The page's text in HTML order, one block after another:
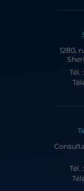
1280,
Tél. :
Tél. :